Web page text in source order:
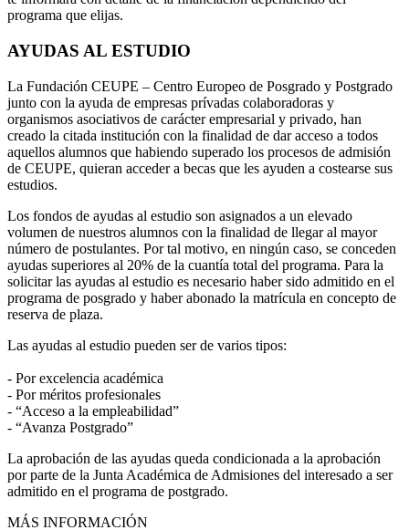
programa que elijas.
AYUDAS AL ESTUDIO
La Fundación CEUPE – Centro Europeo de Posgrado y Postgrado
junto con la ayuda de empresas prívadas colaboradoras y
organismos asociativos de carácter empresarial y privado, han
creado la citada institución con la finalidad de dar acceso a todos
aquellos alumnos que habiendo superado los procesos de admisión
de CEUPE, quieran acceder a becas que les ayuden a costearse sus
estudios.
Los fondos de ayudas al estudio son asignados a un elevado
volumen de nuestros alumnos con la finalidad de llegar al mayor
número de postulantes. Por tal motivo, en ningún caso, se conceden
ayudas superiores al 20% de la cuantía total del programa. Para la
solicitar las ayudas al estudio es necesario haber sido admitido en el
programa de posgrado y haber abonado la matrícula en concepto de
reserva de plaza.
Las ayudas al estudio pueden ser de varios tipos:
- Por excelencia académica
- Por méritos profesionales
- “Acceso a la empleabilidad”
- “Avanza Postgrado”
La aprobación de las ayudas queda condicionada a la aprobación
por parte de la Junta Académica de Admisiones del interesado a ser
admitido en el programa de postgrado.
MÁS INFORMACIÓN